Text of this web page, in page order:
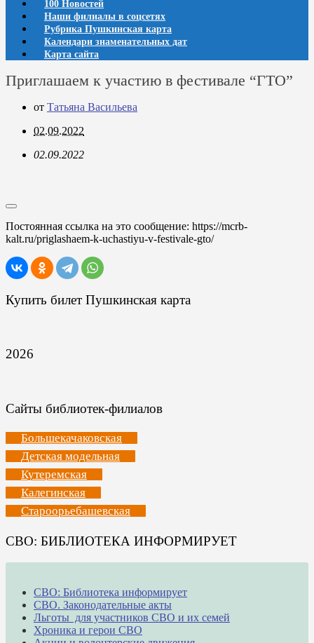
100 Новостей
Наши филиалы в соцсетях
Рубрика Пушкинская карта
Календари знаменательных дат
Карта сайта
Приглашаем к участию в фестивале “ГТО”
от Татьяна Васильева
02.09.2022
02.09.2022
Постоянная ссылка на это сообщение: https://mcrb-
kalt.ru/priglashaem-k-uchastiyu-v-festivale-gto/
Купить билет Пушкинская карта
2026
Сайты библиотек-филиалов
Большекачаковская
Детская модельная
Кутеремская
Калегинская
Староорьебашевская
СВО: БИБЛИОТЕКА ИНФОРМИРУЕТ
СВО: Библиотека информирует
СВО. Законодательные акты
Льготы для участников СВО и их семей
Хроника и герои СВО